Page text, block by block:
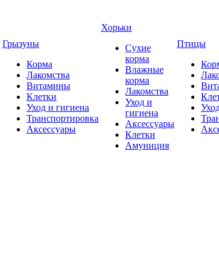
Грызуны
Корма
Лакомства
Витамины
Клетки
Уход и гигиена
Транспортировка
Аксессуары
Хорьки
Сухие
корма
Влажные
корма
Лакомства
Уход и
гигиена
Аксессуары
Клетки
Амуниция
Птицы